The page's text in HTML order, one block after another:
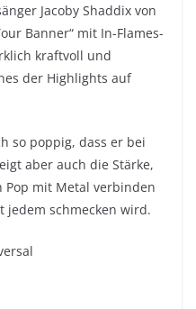
Jacoby Shaddix von
Banner“ mit In-Flames-
kraftvoll und
der Highlights auf
so poppig, dass er bei
aber auch die Stärke,
Pop mit Metal verbinden
jedem schmecken wird.